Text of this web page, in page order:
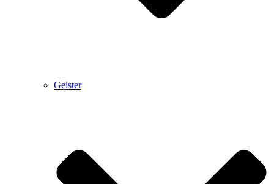
Geister